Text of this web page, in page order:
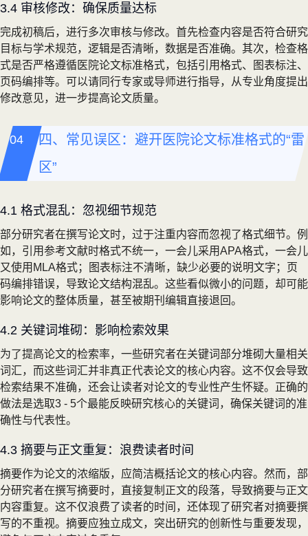
3.4 审核修改：确保质量达标
完成初稿后，进行多次审核与修改。首先检查内容是否符合研究
目标与学术规范，逻辑是否清晰，数据是否准确。其次，检查格
式是否严格遵循医院论文标准格式，包括引用格式、图表标注、
页码编排等。可以请同行专家或导师进行指导，从专业角度提出
修改意见，进一步提高论文质量。
四、常见误区：避开医院论文标准格式的“雷
区”
4.1 格式混乱：忽视细节规范
部分研究者在撰写论文时，过于注重内容而忽视了格式细节。例
如，引用参考文献时格式不统一，一会儿采用APA格式，一会儿
又使用MLA格式；图表标注不清晰，缺少必要的说明文字；页
码编排错误，导致论文结构混乱。这些看似微小的问题，却可能
影响论文的整体质量，甚至被期刊编辑直接退回。
4.2 关键词堆砌：影响检索效果
为了提高论文的检索率，一些研究者在关键词部分堆砌大量相关
词汇，而这些词汇并非真正代表论文的核心内容。这不仅会导致
检索结果不准确，还会让读者对论文的专业性产生怀疑。正确的
做法是选取3 - 5个最能反映研究核心的关键词，确保关键词的准
确性与代表性。
4.3 摘要与正文重复：浪费读者时间
摘要作为论文的浓缩版，应简洁概括论文的核心内容。然而，部
分研究者在撰写摘要时，直接复制正文的段落，导致摘要与正文
内容重复。这不仅浪费了读者的时间，还体现了研究者对摘要撰
写的不重视。摘要应独立成文，突出研究的创新性与重要发现，